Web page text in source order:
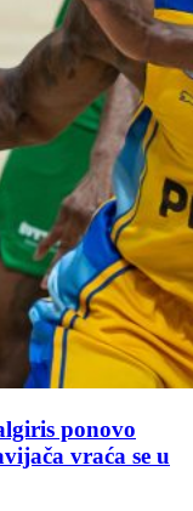
ponovo
vraća se u